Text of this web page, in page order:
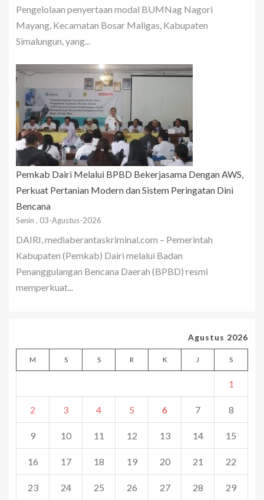
Pengelolaan penyertaan modal BUMNag Nagori
Mayang, Kecamatan Bosar Maligas, Kabupaten
Simalungun, yang...
Pemkab Dairi Melalui BPBD Bekerjasama Dengan AWS,
Perkuat Pertanian Modern dan Sistem Peringatan Dini
Bencana
Senin , 03-Agustus-2026
DAIRI, mediaberantaskriminal.com – Pemerintah
Kabupaten (Pemkab) Dairi melalui Badan
Penanggulangan Bencana Daerah (BPBD) resmi
memperkuat...
Agustus 2026
M S S R K J S
1
2 3 4 5 6 7 8
9 10 11 12 13 14 15
16 17 18 19 20 21 22
23 24 25 26 27 28 29